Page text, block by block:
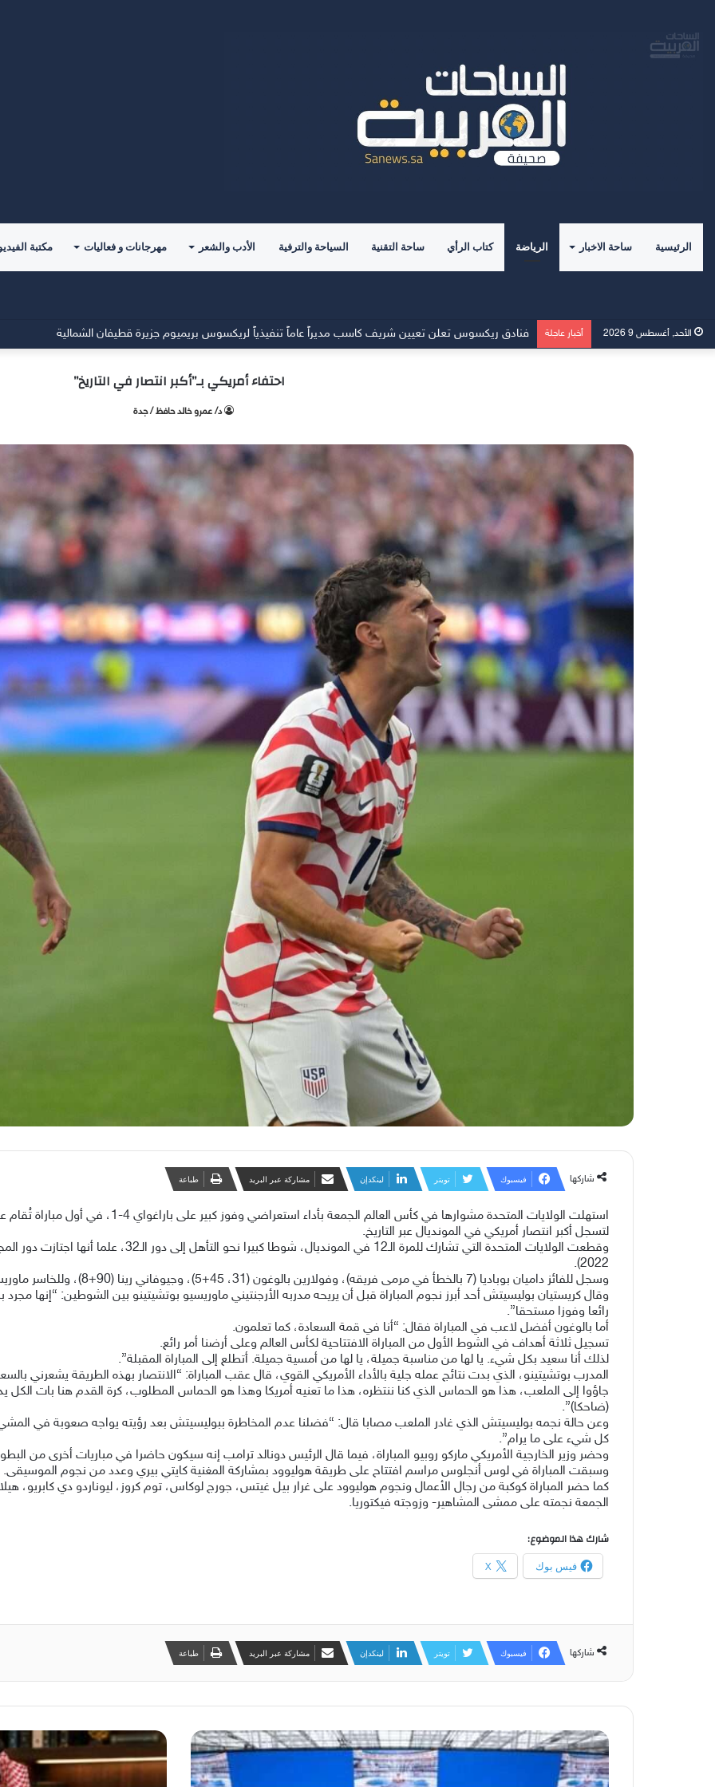
الرئيسية ساحة الاخبار الرياضة كتاب الرأي ساحة التقنية السياحة والترفية الأدب والشعر مهرجانات و فعاليات مكتبة
الأحد, أغسطس 9 2026 أخبار عاجلة فنادق ريكسوس تعلن تعيين شريف كاسب مديراً عاماً تنفيذياً لريكسوس بريميوم جزيرة قطيفان الشمالية
احتفاء أمريكي بـ”أكبر انتصار في التاريخ”
د/ عمرو خالد حافظ / جدة
شاركها فيسبوك تويتر لينكدإن مشاركة عبر البريد طباعة
لتسجل أكبر انتصار أمريكي في المونديال عبر التاريخ.
2022).
وسجل للفائز داميان بوباديا (7 بالخطأ في مرمى فريقه)، وفولارين بالوغون (31، 45+5)، وجيوفاني رينا (90+8)، وللخاسر ماوريسيو (73).
وقال كريستيان بوليسيتش أحد أبرز نجوم المباراة قبل أن يريحه مدربه الأرجنتيني ماوريسيو بوتشيتينو بين الشوطين: “إنها مجرد
رائعا وفوزا مستحقا”.
أما بالوغون أفضل لاعب في المباراة فقال: “أنا في قمة السعادة، كما تعلمون.
تسجيل ثلاثة أهداف في الشوط الأول من المباراة الافتتاحية لكأس العالم وعلى أرضنا أمر رائع.
لذلك أنا سعيد بكل شيء. يا لها من مناسبة جميلة، يا لها من أمسية جميلة. أتطلع إلى المباراة المقبلة”.
المدرب بوتشيتينو، الذي بدت نتائج عمله جلية بالأداء الأمريكي القوي، قال عقب المباراة: “الانتصار بهذه الطريقة يشعرني
جاؤوا إلى الملعب، هذا هو الحماس الذي كنا ننتظره، هذا ما تعنيه أمريكا وهذا هو الحماس المطلوب، كرة القدم هنا بات الكل
(ضاحكا)”.
وعن حالة نجمه بوليسيتش الذي غادر الملعب مصابا قال: “فضلنا عدم المخاطرة ببوليسيتش بعد رؤيته يواجه صعوبة في
كل شيء على ما يرام”.
وحضر وزير الخارجية الأمريكي ماركو روبيو المباراة، فيما قال الرئيس دونالد ترامب إنه سيكون حاضرا في مباريات أخرى من
وسبقت المباراة في لوس أنجلوس مراسم افتتاح على طريقة هوليوود بمشاركة المغنية كايتي بيري وعدد من نجوم الموسيقى.
كما حضر المباراة كوكبة من رجال الأعمال ونجوم هوليوود على غرار بيل غيتس، جورج لوكاس، توم كروز، ليوناردو دي كابريو،
الجمعة نجمته على ممشى المشاهير- وزوجته فيكتوريا.
شارك هذا الموضوع:
فيس بوك X
شاركها فيسبوك تويتر لينكدإن مشاركة عبر البريد طباعة